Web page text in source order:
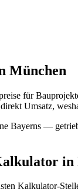
München
für
Umsatz,
Bayerns —
in
Kalkulator-